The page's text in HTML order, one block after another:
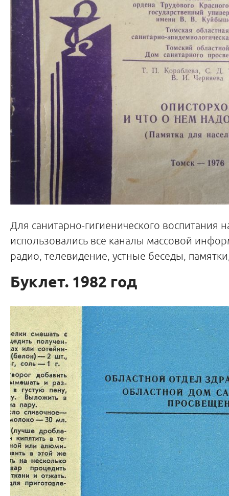
Для санитарно-гигиенического воспитания
использовались все каналы массовой
радио, телевидение, устные беседы,
Буклет. 1982 год